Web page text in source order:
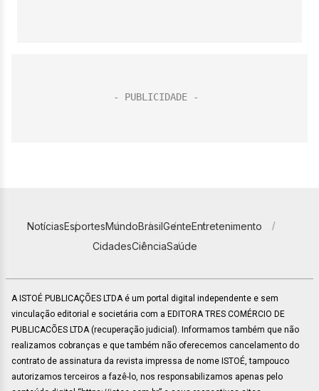
NotíciasEsportesMundoBrasilGenteEntretenimento
CidadesCiênciaSaúde
A ISTOÉ PUBLICAÇÕES LTDA é um portal digital independente e sem
vinculação editorial e societária com a EDITORA TRES COMÉRCIO DE
PUBLICACÕES LTDA (recuperação judicial). Informamos também que não
realizamos cobranças e que também não oferecemos cancelamento do
contrato de assinatura da revista impressa de nome ISTOÉ, tampouco
autorizamos terceiros a fazê-lo, nos responsabilizamos apenas pelo